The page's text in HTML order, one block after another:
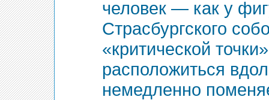
человек — как у
Страсбургского
«критической
расположиться
немедленно